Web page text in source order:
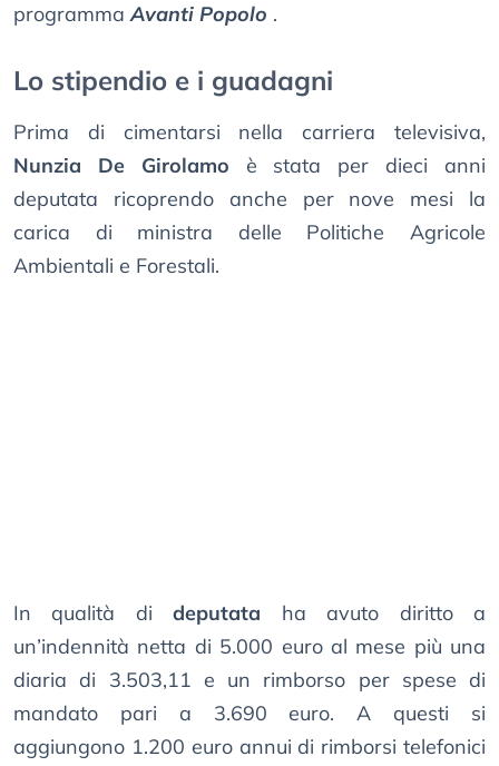
programmaAvanti Popolo .
Lo stipendio e i guadagni
Prima di cimentarsi nella carriera televisiva,
Nunzia De Girolamo è stata per dieci anni
deputata ricoprendo anche per nove mesi la
carica di ministra delle Politiche Agricole
Ambientali e Forestali.
In qualità dideputata ha avuto diritto a
un’indennità netta di 5.000 euro al mese più una
diaria di 3.503,11 e un rimborso per spese di
mandato pari a 3.690 euro. A questi si
aggiungono 1.200 euro annui di rimborsi telefonici